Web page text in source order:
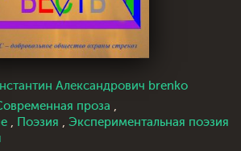
Александрович brenko
проза ,
, Поэзия , Экспериментальная поэзия